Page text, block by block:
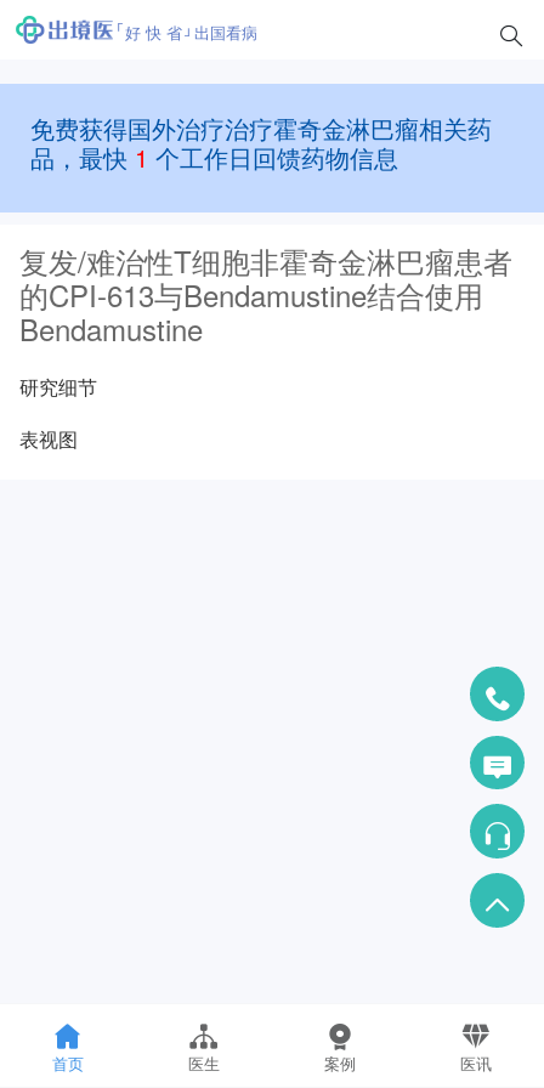
好 快 省 出国看病
免费获得国外治疗治疗霍奇金淋巴瘤相关药
品，最快 1 个工作日回馈药物信息
复发/难治性T细胞非霍奇金淋巴瘤患者
的CPI-613与Bendamustine结合使用
Bendamustine
研究细节
表视图
首页 医生 案例 医讯